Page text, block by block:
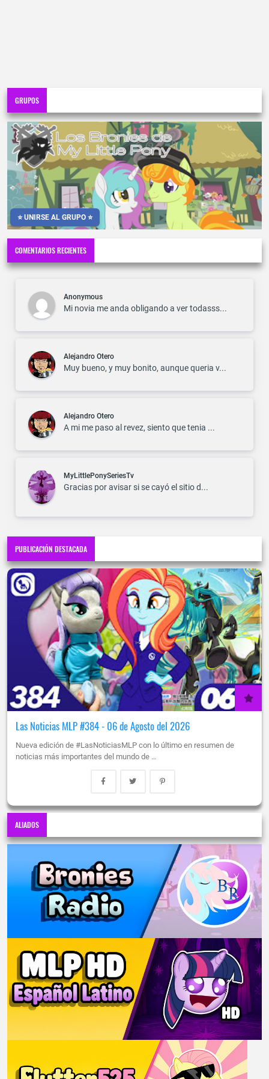
GRUPOS
⭐ UNIRSE AL GRUPO ⭐
COMENTARIOS RECIENTES
Anonymous
Mi novia me anda obligando a ver todasss...
Alejandro Otero
Muy bueno, y muy bonito, aunque queria v...
Alejandro Otero
A mi me paso al revez, siento que tenia ...
MyLittlePonySeriesTv
Gracias por avisar si se cayó el sitio d...
PUBLICACIÓN DESTACADA
Las Noticias MLP #384 - 06 de Agosto del 2026
Nueva edición de #LasNoticiasMLP con lo último en resumen de
noticias más importantes del mundo de …
ALIADOS